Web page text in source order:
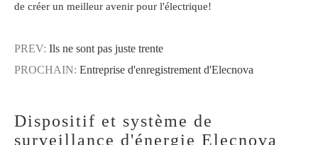
de créer un meilleur avenir pour l'électrique!
PREV: Ils ne sont pas juste trente
PROCHAIN: Entreprise d'enregistrement d'Elecnova
Dispositif et système de
surveillance d'énergie Elecnova